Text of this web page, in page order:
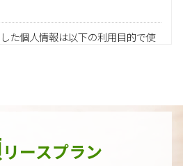
た個人情報は以下の利用目的で使
する協力会社様担当者の識別
用する人事関連システムの運用
利用したアンケート・キャンペーン
査
リースプラン